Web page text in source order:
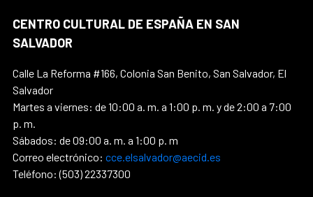
CENTRO CULTURAL DE ESPAÑA EN SAN
SALVADOR
Calle La Reforma #166, Colonia San Benito, San Salvador, El
Salvador
Martes a viernes: de 10:00 a. m. a 1:00 p. m. y de 2:00 a 7:00
p. m.
Sábados: de 09:00 a. m. a 1:00 p. m
Correo electrónico: cce.elsalvador@aecid.es
Teléfono: (503) 22337300